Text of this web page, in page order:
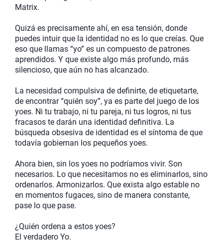
Matrix.
Quizá es precisamente ahí, en esa tensión, donde
puedes intuir que la identidad no es lo que creías. Que
eso que llamas “yo” es un compuesto de patrones
aprendidos. Y que existe algo más profundo, más
silencioso, que aún no has alcanzado.
La necesidad compulsiva de definirte, de etiquetarte,
de encontrar “quién soy”, ya es parte del juego de los
yoes. Ni tu trabajo, ni tu pareja, ni tus logros, ni tus
fracasos te darán una identidad definitiva. La
búsqueda obsesiva de identidad es el síntoma de que
todavía gobiernan los pequeños yoes.
Ahora bien, sin los yoes no podríamos vivir. Son
necesarios. Lo que necesitamos no es eliminarlos, sino
ordenarlos. Armonizarlos. Que exista algo estable no
en momentos fugaces, sino de manera constante,
pase lo que pase.
¿Quién ordena a estos yoes?
El verdadero Yo.